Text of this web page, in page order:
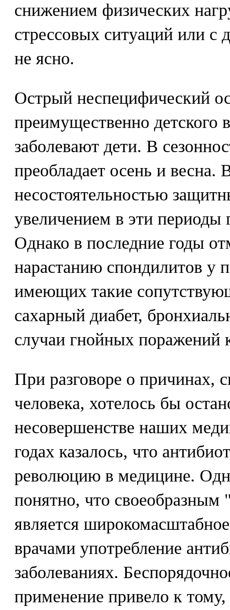
снижением физических
стрессовых ситуаций или с
не ясно.
Острый неспецифический
преимущественно детского
заболевают дети. В
преобладает осень и весна.
несостоятельностью
увеличением в эти периоды
Однако в последние годы
нарастанию спондилитов у
имеющих такие
сахарный диабет,
случаи гнойных поражений
При разговоре о причинах,
человека, хотелось бы
несовершенстве наших
годах казалось, что
революцию в медицине.
понятно, что
является
врачами употребление
заболеваниях.
применение привело к